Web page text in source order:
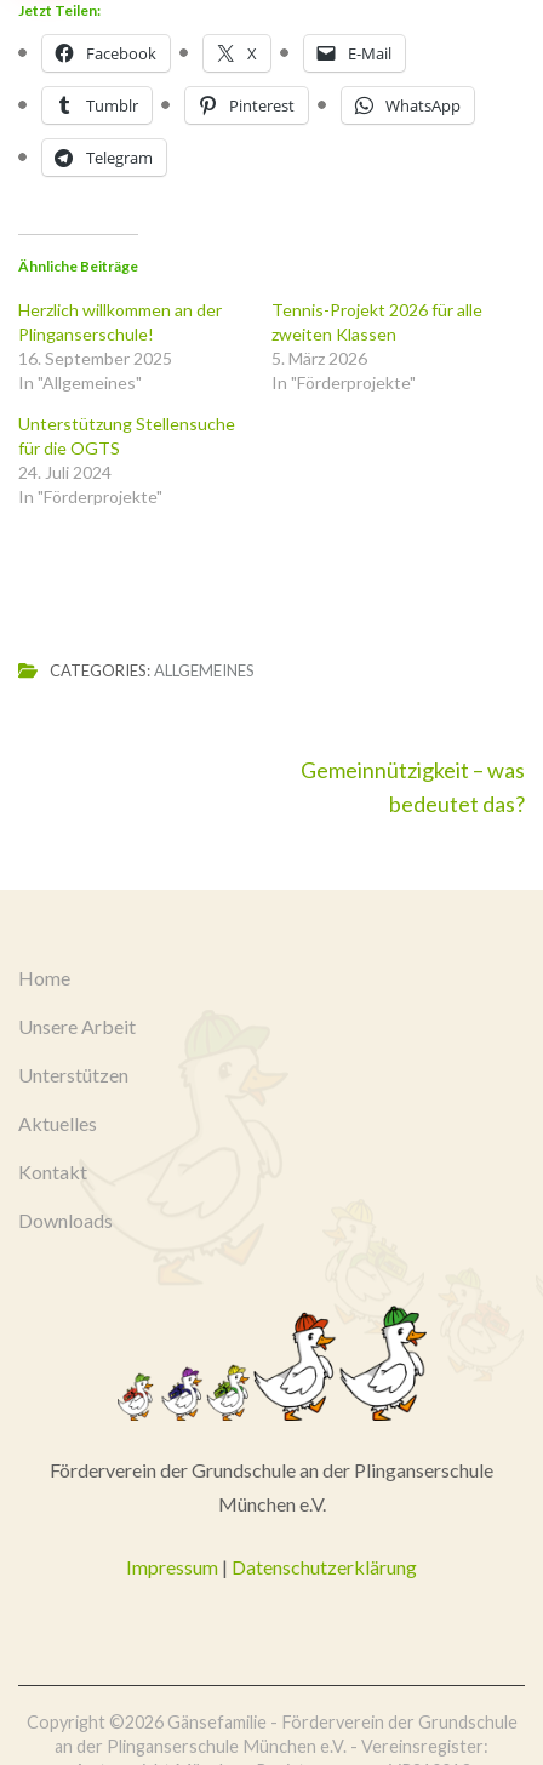
Jetzt Teilen:
Facebook X E-Mail
Tumblr Pinterest WhatsApp
Telegram
Ähnliche Beiträge
Herzlich willkommen an der
Plinganserschule!
16. September 2025
In "Allgemeines"
Tennis-Projekt 2026 für alle
zweiten Klassen
5. März 2026
In "Förderprojekte"
Unterstützung Stellensuche
für die OGTS
24. Juli 2024
In "Förderprojekte"
CATEGORIES:ALLGEMEINES
Gemeinnützigkeit – was
bedeutet das?
Home
Unsere Arbeit
Unterstützen
Aktuelles
Kontakt
Downloads
Förderverein der Grundschule an der Plinganserschule
München e.V.
Impressum | Datenschutzerklärung
Copyright ©2026 Gänsefamilie - Förderverein der Grundschule
an der Plinganserschule München e.V. - Vereinsregister: